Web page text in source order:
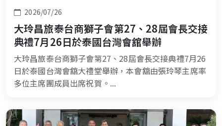
2026/07/26
大玲昌旅泰台商獅子會第27、28屆會長交接
典禮7月26日於泰國台灣會舘舉辦
大玲昌旅泰台商獅子會第27、28屆會長交接典禮7月26
日於泰國台灣會舘大禮堂舉辦，本會舘由張玲琴主席率
多位主席團成員出席祝賀。...